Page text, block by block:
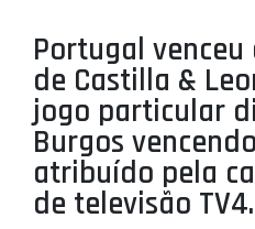
SELEÇÕES
MINIBASQUETE
ÁREA TÉCNICA
PROJETOS
LIGA BETCLIC
Portugal
de Castilla &
jogo particular
Burgos
atribuído pela
de televisão TV4.